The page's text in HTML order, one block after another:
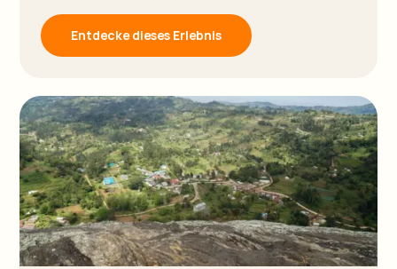
Entdecke dieses Erlebnis